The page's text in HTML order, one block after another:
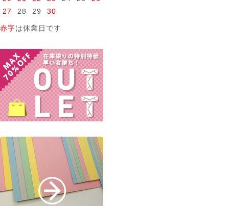
27
28 29 30
赤字は休業日です